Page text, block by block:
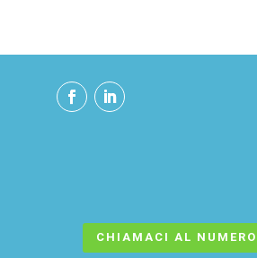
CHIAMACI AL NUMERO